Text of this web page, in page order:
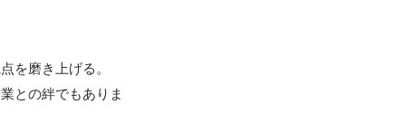
を磨き上げる。
との絆でもありま